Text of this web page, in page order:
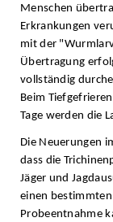
Menschen
Erkrankungen
mit der
Übertragung
vollständig
Beim
Tage werden die
Die Neuerungen
dass die
Jäger und
einen
Probeentnahme